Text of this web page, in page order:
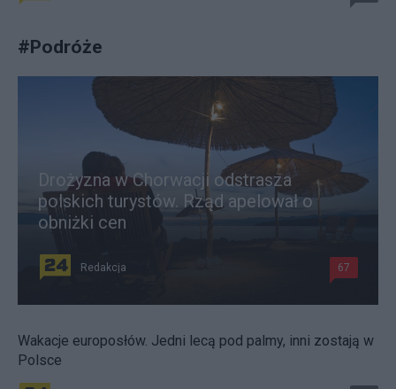
#Podróże
Drożyzna w Chorwacji odstrasza
polskich turystów. Rząd apelował o
obniżki cen
Redakcja 67
Wakacje europosłów. Jedni lecą pod palmy, inni zostają w
Polsce